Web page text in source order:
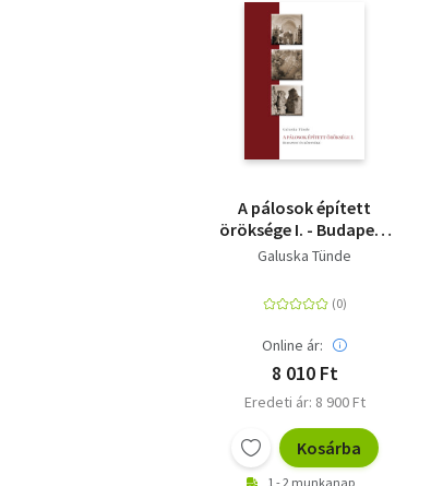
A pálosok épített
öröksége I. - Budapest
és környéke
Galuska Tünde
Online ár:
8 010 Ft
Eredeti ár: 8 900 Ft
Kosárba
1 - 2 munkanap